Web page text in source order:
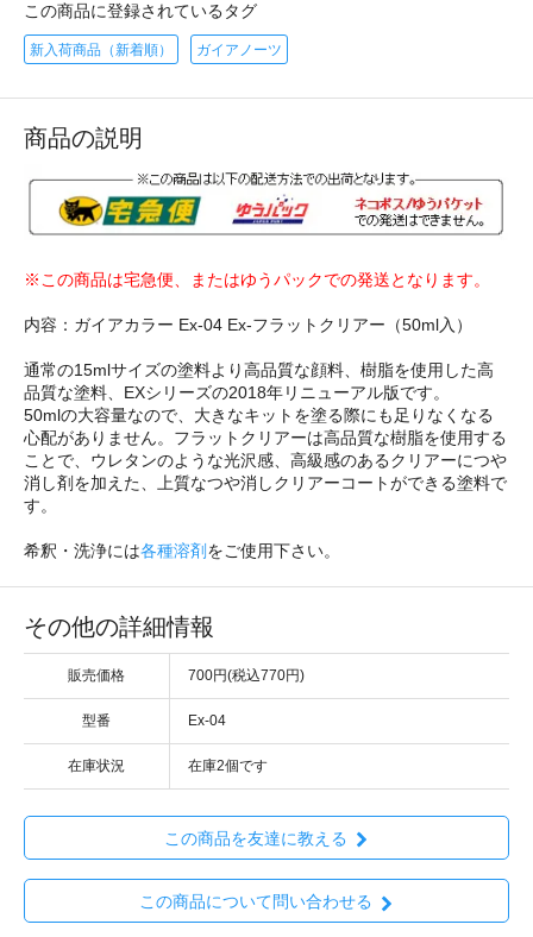
この商品に登録されているタグ
新入荷商品（新着順） ガイアノーツ
商品の説明
※この商品は宅急便、またはゆうパックでの発送となります。
内容：ガイアカラー Ex-04 Ex-フラットクリアー（50ml入）
通常の15mlサイズの塗料より高品質な顔料、樹脂を使用した高
品質な塗料、EXシリーズの2018年リニューアル版です。
50mlの大容量なので、大きなキットを塗る際にも足りなくなる
心配がありません。フラットクリアーは高品質な樹脂を使用する
ことで、ウレタンのような光沢感、高級感のあるクリアーにつや
消し剤を加えた、上質なつや消しクリアーコートができる塗料で
す。
希釈・洗浄には各種溶剤 をご使用下さい。
その他の詳細情報
販売価格 700円(税込770円)
型番 Ex-04
在庫状況 在庫2個です
この商品を友達に教える
この商品について問い合わせる